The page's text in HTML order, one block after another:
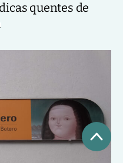
quentes de